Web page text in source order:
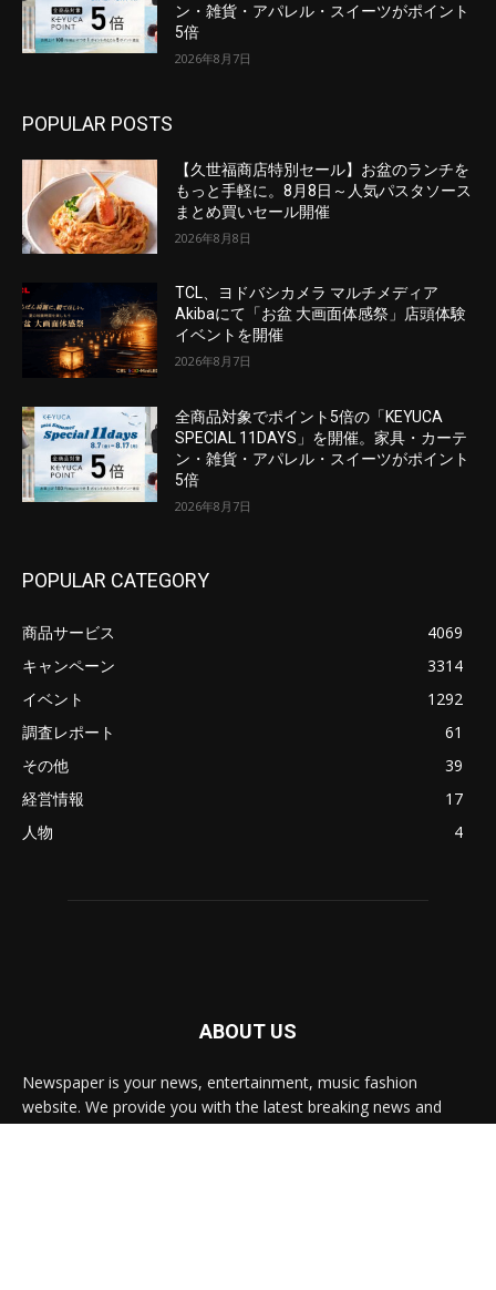
ン・雑貨・アパレル・スイーツがポイント
5倍
2026年8月7日
POPULAR POSTS
【久世福商店特別セール】お盆のランチを
もっと手軽に。8月8日～人気パスタソース
まとめ買いセール開催
2026年8月8日
TCL、ヨドバシカメラ マルチメディア
Akibaにて「お盆 大画面体感祭」店頭体験
イベントを開催
2026年8月7日
全商品対象でポイント5倍の「KEYUCA
SPECIAL 11DAYS」を開催。家具・カーテ
ン・雑貨・アパレル・スイーツがポイント
5倍
2026年8月7日
POPULAR CATEGORY
商品サービス
4069
キャンペーン
3314
イベント
1292
調査レポート
61
その他
39
経営情報
17
人物
4
ABOUT US
Newspaper is your news, entertainment, music fashion
website. We provide you with the latest breaking news and
videos straight from the entertainment industry.